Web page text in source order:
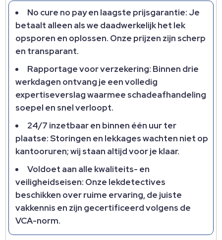
No cure no pay en laagste prijsgarantie: Je
betaalt alleen als we daadwerkelijk het lek
opsporen en oplossen.​ Onze prijzen zijn scherp
en transparant.​
Rapportage voor verzekering: Binnen drie
werkdagen ontvang je een volledig
expertiseverslag waarmee schadeafhandeling
soepel en snel verloopt.​
24/7 inzetbaar en binnen één uur ter
plaatse: Storingen en lekkages wachten niet op
kantooruren; wij staan altijd voor je klaar.​
Voldoet aan alle kwaliteits- en
veiligheidseisen: Onze lekdetectives
beschikken over ruime ervaring, de juiste
vakkennis en zijn gecertificeerd volgens de
VCA-norm.​